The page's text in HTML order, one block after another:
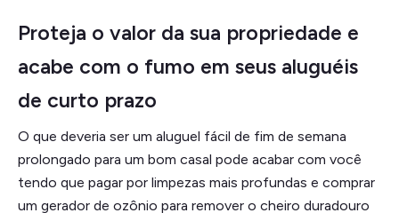
Proteja o valor da sua propriedade e
acabe com o fumo em seus aluguéis
de curto prazo
O que deveria ser um aluguel fácil de fim de semana
prolongado para um bom casal pode acabar com você
tendo que pagar por limpezas mais profundas e comprar
um gerador de ozônio para remover o cheiro duradouro